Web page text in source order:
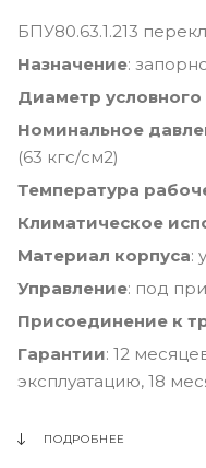
БПУ80.63.1.213
Назначение:
Диаметр
Номинальное
(63 кгс/см2)
Температура
Климатическое
Материал корпуса:
Управление: под
Присоединение к
Гарантии: 12
эксплуатацию, 18
ПОДРОБНЕЕ